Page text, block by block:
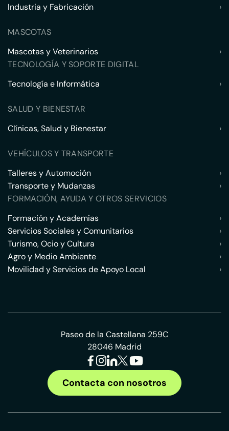
Industria y Fabricación
›
MASCOTAS
Mascotas y Veterinarios
›
TECNOLOGÍA Y SOPORTE DIGITAL
Tecnología e Informática
›
SALUD Y BIENESTAR
Clínicas, Salud y Bienestar
›
VEHÍCULOS Y TRANSPORTE
Talleres y Automoción
›
Transporte y Mudanzas
›
FORMACIÓN, AYUDA Y OTROS SERVICIOS
Formación y Academias
›
Servicios Sociales y Comunitarios
›
Turismo, Ocio y Cultura
›
Agro y Medio Ambiente
›
Movilidad y Servicios de Apoyo Local
›
Paseo de la Castellana 259C
28046 Madrid
Contacta con nosotros